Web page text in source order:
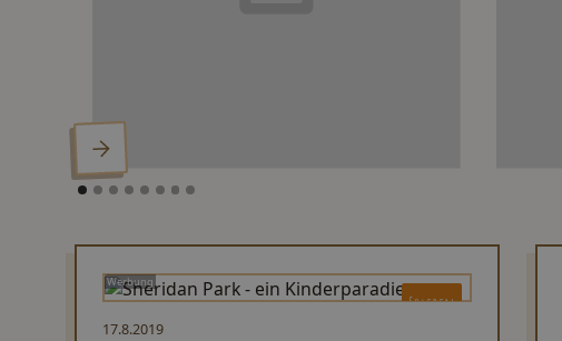
Werbung
Erleben
17.8.2019